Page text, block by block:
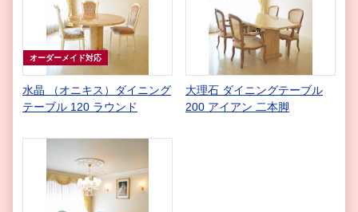
オーダーメイド対応
水晶 （オニキス）ダイニング
テーブル 120 ラウンド
大理石 ダイニングテーブル
200 アイアン 二本脚